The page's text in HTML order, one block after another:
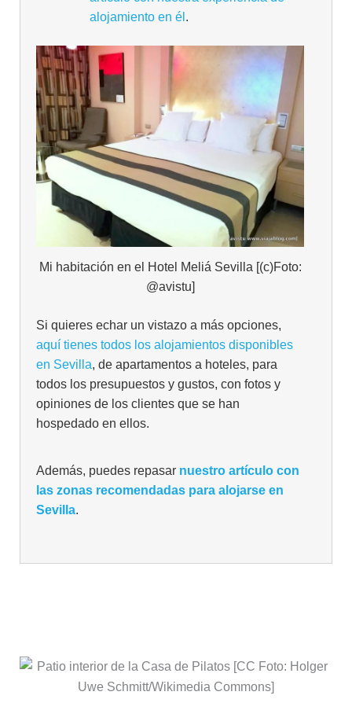
alojamiento en él .
Mi habitación en el Hotel Meliá Sevilla [(c)Foto:
@avistu]
Si quieres echar un vistazo a más opciones,
aquí tienes todos los alojamientos disponibles
en Sevilla, de apartamentos a hoteles, para
todos los presupuestos y gustos, con fotos y
opiniones de los clientes que se han
hospedado en ellos.
Además, puedes repasar nuestro artículo con
las zonas recomendadas para alojarse en
Sevilla.